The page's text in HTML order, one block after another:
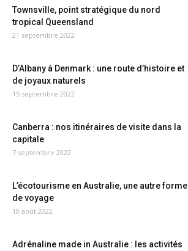
Townsville, point stratégique du nord
tropical Queensland
21 septembre 2022
D’Albany à Denmark : une route d’histoire et
de joyaux naturels
15 septembre 2022
Canberra : nos itinéraires de visite dans la
capitale
7 septembre 2022
L’écotourisme en Australie, une autre forme
de voyage
10 août 2022
Adrénaline made in Australie : les activités